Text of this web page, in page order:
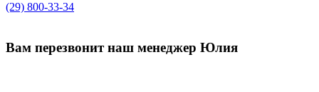
(29) 800-33-34
Вам перезвонитнаш менеджер Юлия